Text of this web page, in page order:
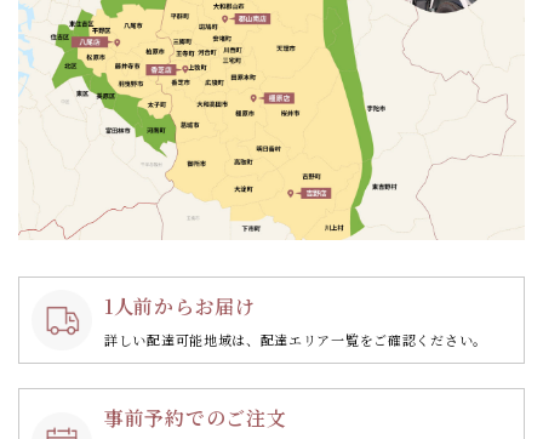
1人前からお届け
詳しい配達可能地域は、配達エリア一覧をご確認ください。
事前予約でのご注文